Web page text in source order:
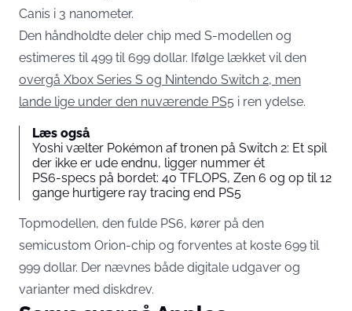
Canis i 3 nanometer.
Den håndholdte deler chip med S-modellen og
estimeres til 499 til 699 dollar. Ifølge lækket vil den
overgå Xbox Series S og Nintendo Switch 2, men
lande lige under den nuværende PS5 i ren ydelse.
Læs også
Yoshi vælter Pokémon af tronen på Switch 2: Et spil
der ikke er ude endnu, ligger nummer ét
PS6-specs på bordet: 40 TFLOPS, Zen 6 og op til 12
gange hurtigere ray tracing end PS5
Topmodellen, den fulde PS6, kører på den
semicustom Orion-chip og forventes at koste 699 til
999 dollar. Der nævnes både digitale udgaver og
varianter med diskdrev.